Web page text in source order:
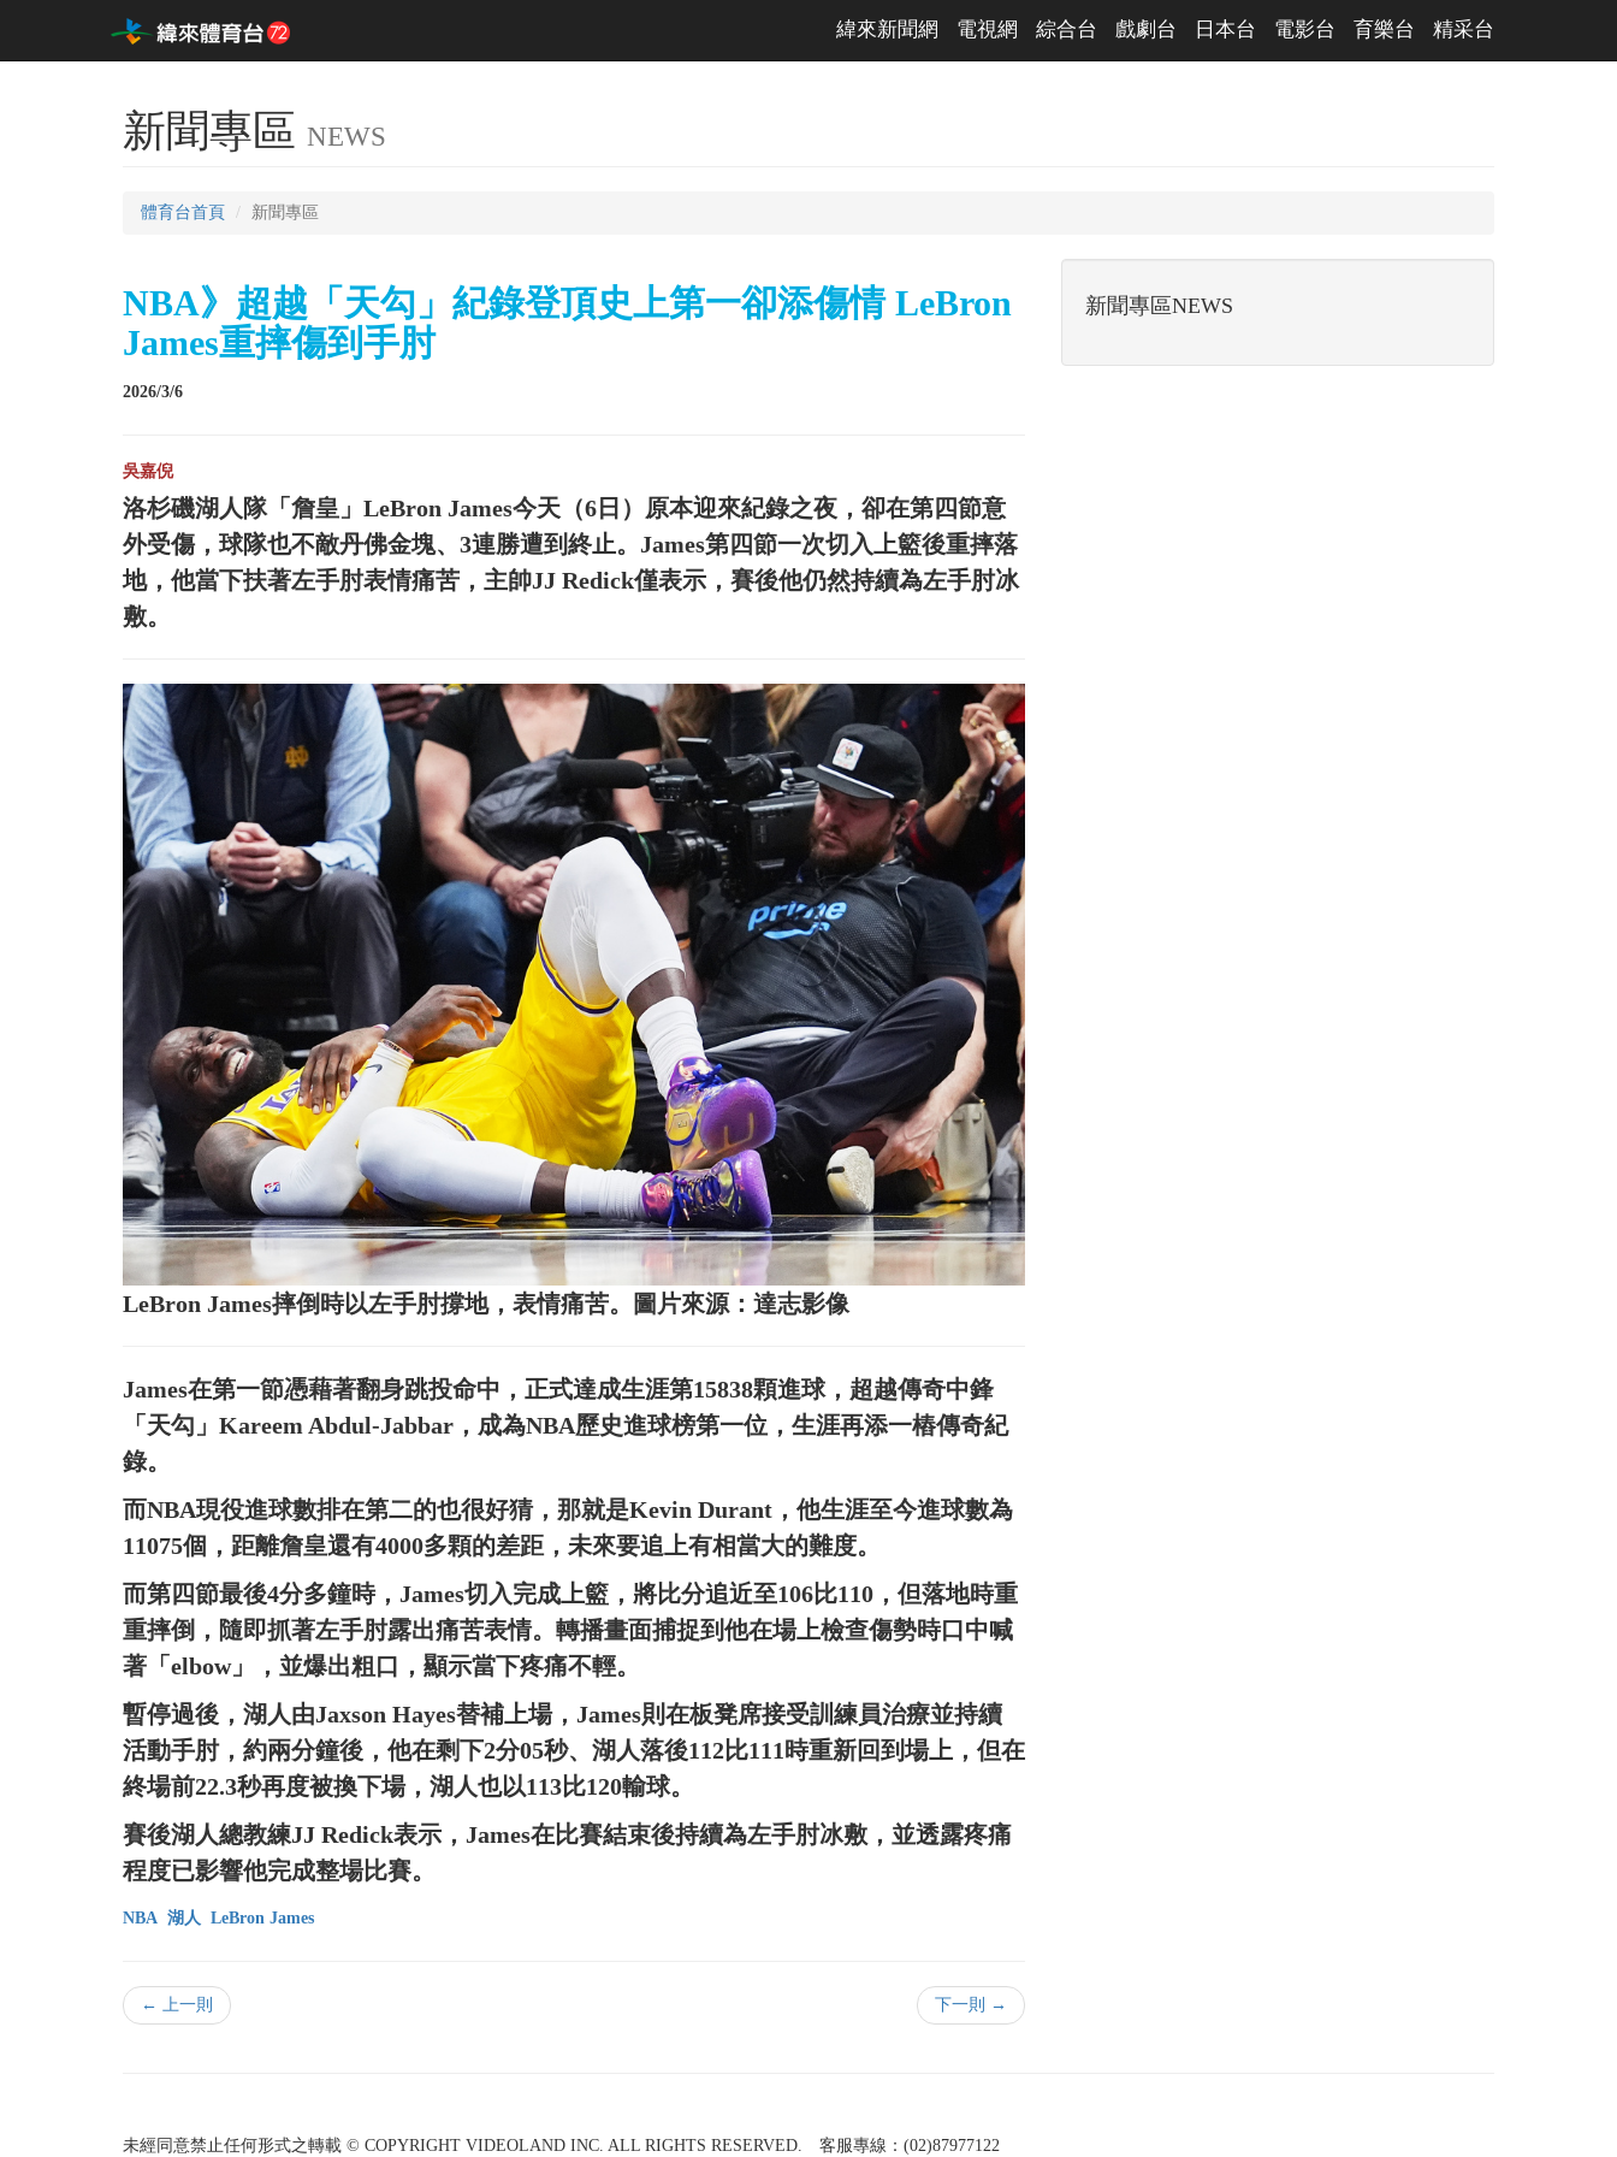
緯來新聞網 電視網 綜合台 戲劇台 日本台 電影台 育樂台 精采台
新聞專區 NEWS
體育台首頁 新聞專區
NBA》超越「天勾」紀錄登頂史上第一卻添傷情 LeBron
James重摔傷到手肘
2026/3/6
吳嘉倪
洛杉磯湖人隊「詹皇」LeBron James今天（6日）原本迎來紀錄之夜，卻在第四節意
外受傷，球隊也不敵丹佛金塊、3連勝遭到終止。James第四節一次切入上籃後重摔落
地，他當下扶著左手肘表情痛苦，主帥JJ Redick僅表示，賽後他仍然持續為左手肘冰
敷。
LeBron James摔倒時以左手肘撐地，表情痛苦。圖片來源：達志影像
James在第一節憑藉著翻身跳投命中，正式達成生涯第15838顆進球，超越傳奇中鋒
「天勾」Kareem Abdul-Jabbar，成為NBA歷史進球榜第一位，生涯再添一樁傳奇紀
錄。
而NBA現役進球數排在第二的也很好猜，那就是Kevin Durant，他生涯至今進球數為
11075個，距離詹皇還有4000多顆的差距，未來要追上有相當大的難度。
而第四節最後4分多鐘時，James切入完成上籃，將比分追近至106比110，但落地時重
重摔倒，隨即抓著左手肘露出痛苦表情。轉播畫面捕捉到他在場上檢查傷勢時口中喊
著「elbow」，並爆出粗口，顯示當下疼痛不輕。
暫停過後，湖人由Jaxson Hayes替補上場，James則在板凳席接受訓練員治療並持續
活動手肘，約兩分鐘後，他在剩下2分05秒、湖人落後112比111時重新回到場上，但在
終場前22.3秒再度被換下場，湖人也以113比120輸球。
賽後湖人總教練JJ Redick表示，James在比賽結束後持續為左手肘冰敷，並透露疼痛
程度已影響他完成整場比賽。
NBA 湖人 LeBron James
← 上一則 下一則 →
新聞專區NEWS
未經同意禁止任何形式之轉載 © COPYRIGHT VIDEOLAND INC. ALL RIGHTS RESERVED. 客服專線：(02)87977122